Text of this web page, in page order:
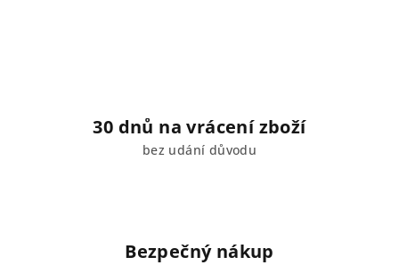
30 dnů na vrácení zboží
bez udání důvodu
Bezpečný nákup